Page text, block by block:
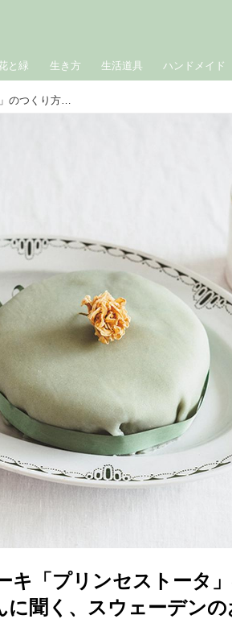
と緑 生き方 生活道具 ハンドメイド
スウェーデンの定番ケーキ「プリンセストータ」のつくり方。菓子研究家・長田佳子さんに聞く、スウェーデンのお茶文化“フィーカ”
キ「プリンセストータ
に聞く、スウェーデンの